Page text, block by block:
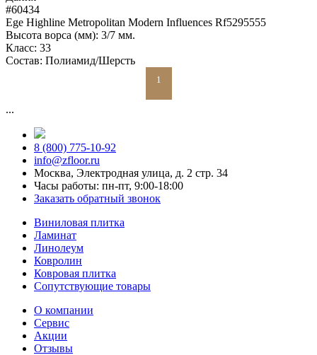
#60434
Ege Highline Metropolitan Modern Influences Rf5295555
Высота ворса (мм): 3/7 мм.
Класс: 33
Состав: Полиамид/Шерсть
1
...
8 (800) 775-10-92
info@zfloor.ru
Москва, Электродная улица, д. 2 стр. 34
Часы работы: пн-пт, 9:00-18:00
Заказать обратный звонок
Виниловая плитка
Ламинат
Линолеум
Ковролин
Ковровая плитка
Сопутствующие товары
О компании
Сервис
Акции
Отзывы